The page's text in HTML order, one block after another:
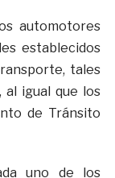
automotores
establecidos
tales
al igual que los
de Tránsito
uno de los